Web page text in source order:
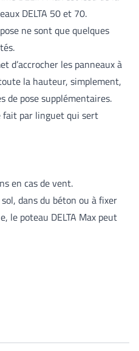
DELTA 50 et 70.
ne sont que quelques
d’accrocher les panneaux à
la hauteur, simplement,
de pose supplémentaires.
fait par linguet qui sert
en cas de vent.
dans du béton ou à fixer
le poteau DELTA Max peut